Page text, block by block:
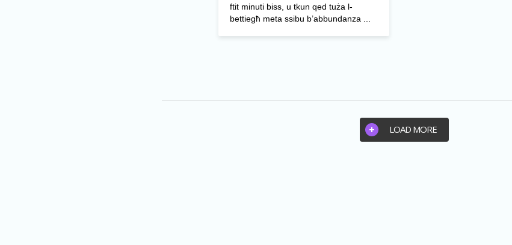
ftit minuti biss, u tkun qed tuża l-
bettiegħ meta ssibu b’abbundanza ...
LOAD MORE